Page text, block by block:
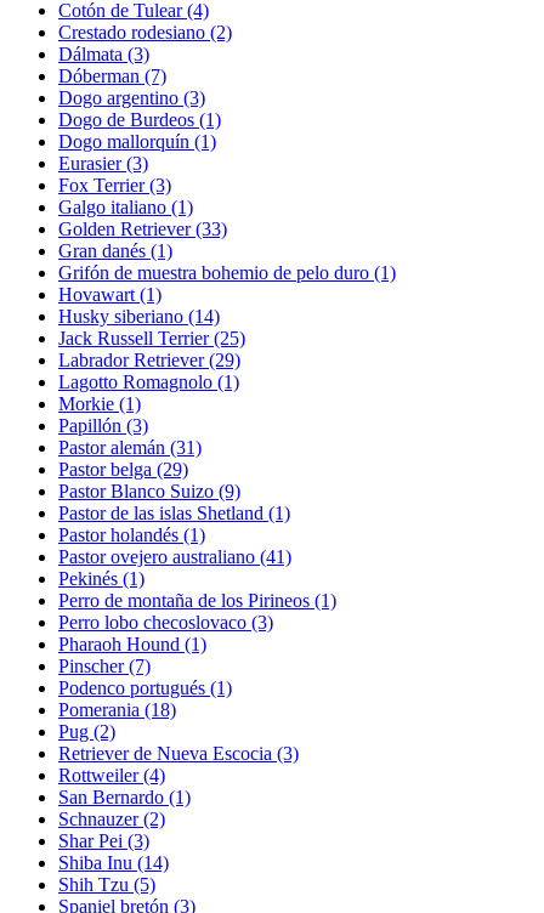
Cotón de Tulear(4)
Crestado rodesiano (2)
Dálmata (3)
Dóberman (7)
Dogo argentino (3)
Dogo de Burdeos (1)
Dogo mallorquín (1)
Eurasier(3)
Fox Terrier(3)
Galgo italiano (1)
Golden Retriever(33)
Gran danés (1)
Grifón de muestra bohemio de pelo duro (1)
Hovawart (1)
Husky siberiano (14)
Jack Russell Terrier(25)
Labrador Retriever(29)
Lagotto Romagnolo (1)
Morkie (1)
Papillón (3)
Pastor alemán (31)
Pastor belga (29)
Pastor Blanco Suizo (9)
Pastor de las islas Shetland (1)
Pastor holandés (1)
Pastor ovejero australiano (41)
Pekinés (1)
Perro de montaña de los Pirineos (1)
Perro lobo checoslovaco (3)
Pharaoh Hound (1)
Pinscher(7)
Podenco portugués (1)
Pomerania (18)
Pug (2)
Retriever de Nueva Escocia (3)
Rottweiler(4)
San Bernardo (1)
Schnauzer(2)
Shar Pei (3)
Shiba Inu (14)
Shih Tzu (5)
Spaniel bretón (3)